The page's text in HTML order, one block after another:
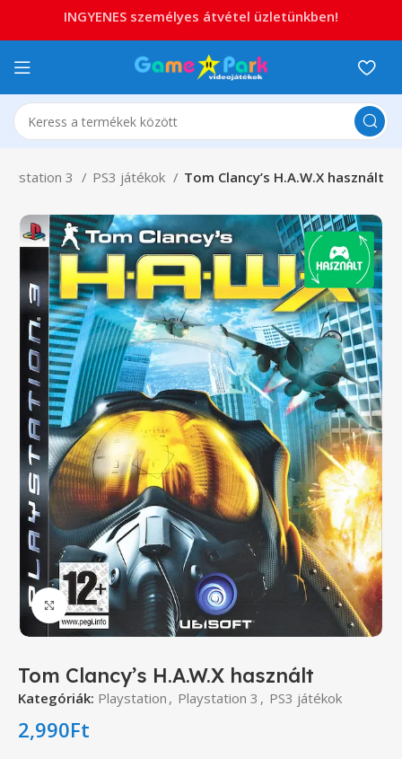
3 PS3 játékok Tom Clancy’s H.A.W.X használt
Click to enlarge
Tom Clancy’s H.A.W.X használt
Kategóriák: Playstation , Playstation 3 , PS3 játékok
2,990Ft
INGYENES személyes átvétel üzletünkben!